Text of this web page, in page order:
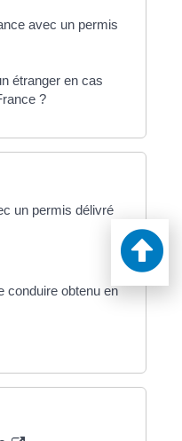
avec un permis
étranger en cas
?
un permis délivré
conduire obtenu en